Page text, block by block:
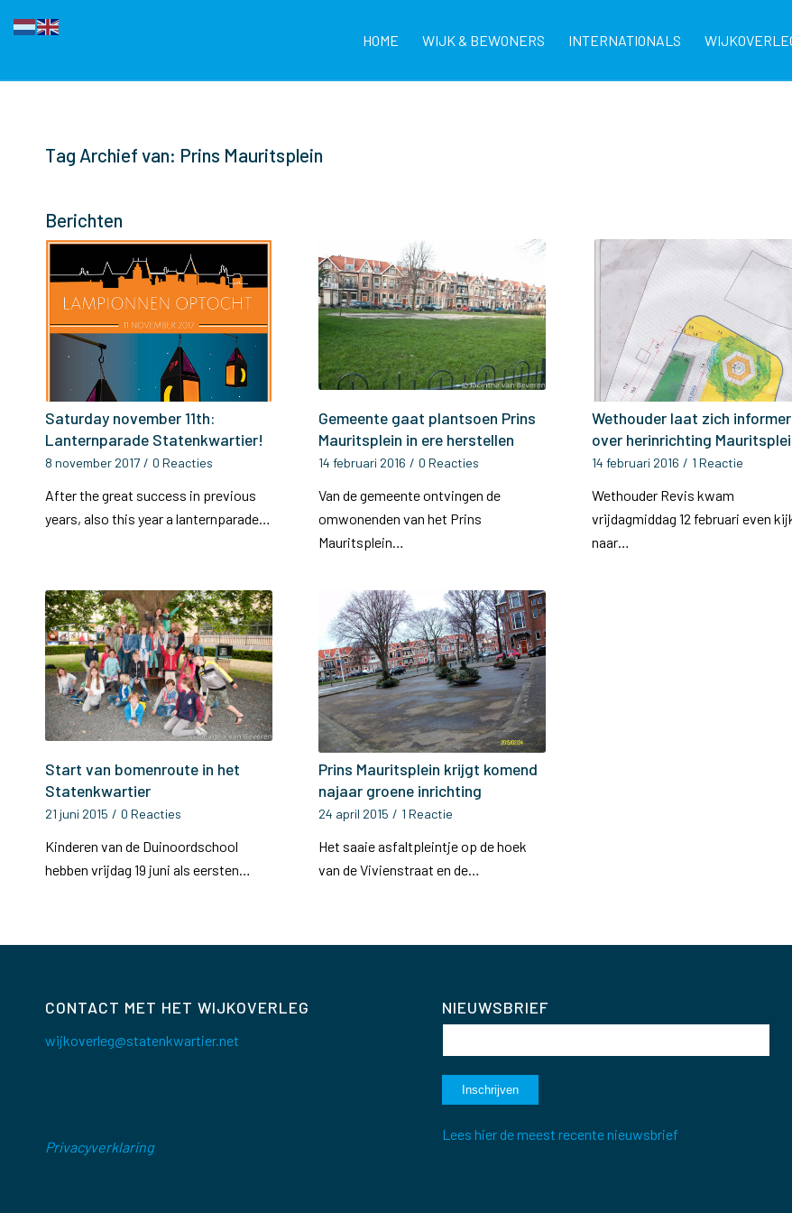
HOME WIJK & BEWONERS INTERNATIONALS
Tag Archief van: Prins Mauritsplein
Berichten
Saturday november 11th:
Lanternparade Statenkwartier!
8 november 2017 / 0 Reacties
After the great success in previous
years, also this year a lanternparade…
Gemeente gaat plantsoen Prins
Mauritsplein in ere herstellen
14 februari 2016 / 0 Reacties
Van de gemeente ontvingen de
omwonenden van het Prins
Mauritsplein…
Wethouder laat zich
over herinrichting
14 februari 2016 / 1 Reactie
Wethouder Revis kwam
vrijdagmiddag 12 februari even
naar…
Start van bomenroute in het
Statenkwartier
21 juni 2015 / 0 Reacties
Kinderen van de Duinoordschool
hebben vrijdag 19 juni als eersten…
Prins Mauritsplein krijgt komend
najaar groene inrichting
24 april 2015 / 1 Reactie
Het saaie asfaltpleintje op de hoek
van de Vivienstraat en de…
CONTACT MET HET WIJKOVERLEG
wijkoverleg@statenkwartier.net
Privacyverklaring
NIEUWSBRIEF
Lees hier de meest recente nieuwsbrief